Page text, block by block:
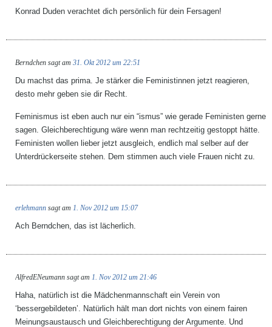
Konrad Duden verachtet dich persönlich für dein Fersagen!
Berndchen sagt am 31. Okt 2012 um 22:51
Du machst das prima. Je stärker die Feministinnen jetzt reagieren,
desto mehr geben sie dir Recht.
Feminismus ist eben auch nur ein “ismus” wie gerade Feministen gerne
sagen. Gleichberechtigung wäre wenn man rechtzeitig gestoppt hätte.
Feministen wollen lieber jetzt ausgleich, endlich mal selber auf der
Unterdrückerseite stehen. Dem stimmen auch viele Frauen nicht zu.
erlehmann sagt am 1. Nov 2012 um 15:07
Ach Berndchen, das ist lächerlich.
AlfredENeumann sagt am 1. Nov 2012 um 21:46
Haha, natürlich ist die Mädchenmannschaft ein Verein von
‘bessergebildeten’. Natürlich hält man dort nichts von einem fairen
Meinungsaustausch und Gleichberechtigung der Argumente. Und